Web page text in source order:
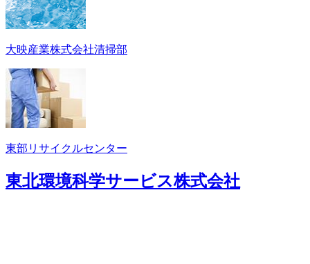
大映産業株式会社清掃部
東部リサイクルセンター
東北環境科学サービス株式会社